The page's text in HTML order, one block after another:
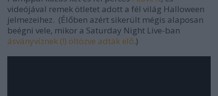
videójával remek ötletet adott a fél világ Halloween
jelmezeihez. (Élőben azért sikerült mégis alaposan
beégni vele, mikor a Saturday Night Live-ban
ásványvíznek (!) öltözve adták elő.)